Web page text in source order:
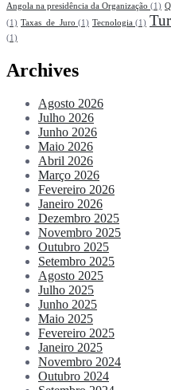
Angola na presidência da Organização (1)
(1) Taxas_de_Juro (1) Tecnologia (1)
(1)
Archives
Agosto 2026
Julho 2026
Junho 2026
Maio 2026
Abril 2026
Março 2026
Fevereiro 2026
Janeiro 2026
Dezembro 2025
Novembro 2025
Outubro 2025
Setembro 2025
Agosto 2025
Julho 2025
Junho 2025
Maio 2025
Fevereiro 2025
Janeiro 2025
Novembro 2024
Outubro 2024